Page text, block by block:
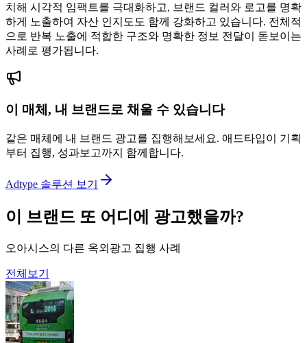
치해 시각적 임팩트를 극대화하고, 브랜드 컬러와 로고를 명확
하게 노출하여 자산 인지도도 함께 강화하고 있습니다. 전체적
으로 반복 노출에 적합한 구조와 명확한 정보 전달이 돋보이는
사례로 평가됩니다.
이 매체, 내 브랜드로 채울 수 있습니다
같은 매체에 내 브랜드 광고를 집행해보세요. 애드타입이 기획
부터 집행, 성과보고까지 함께합니다.
Adtype 솔루션 보기
이 브랜드 또 어디에 광고했을까?
오아시스의 다른 옥외광고 집행 사례
전체보기